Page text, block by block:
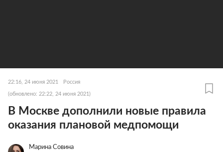
22:16, 24 июня 2021 Россия
(обновлено: 22:22, 24 июня 2021)
В Москве дополнили новые правила
оказания плановой медпомощи
Марина Совина